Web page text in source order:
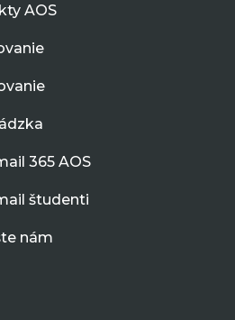
AOS
365 AOS
študenti
nám